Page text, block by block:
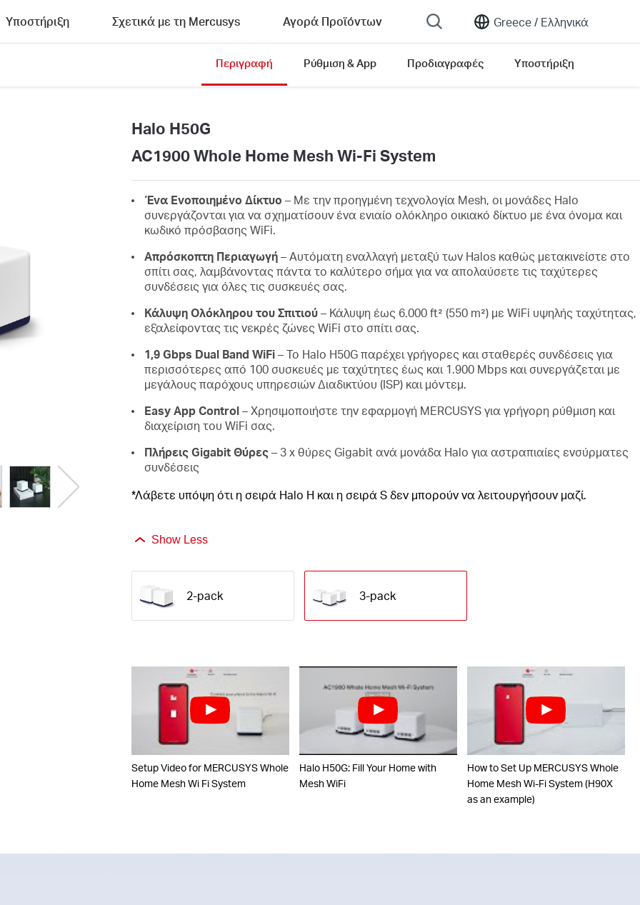
Greece / Ελληνικά
Υποστήριξη Σχετικά με τη Mercusys Αγορά Προϊόντων
Περιγραφή Ρύθμιση & App Προδιαγραφές Υποστήριξη
Halo H50G
AC1900 Whole Home Mesh Wi-Fi System
Ένα Ενοποιημένο Δίκτυο – Με την προηγμένη τεχνολογία Mesh, οι μονάδες Halo
συνεργάζονται για να σχηματίσουν ένα ενιαίο ολόκληρο οικιακό δίκτυο με ένα όνομα και
κωδικό πρόσβασης WiFi.
Απρόσκοπτη Περιαγωγή– Αυτόματη εναλλαγή μεταξύ των Halos καθώς μετακινείστε στο
σπίτι σας, λαμβάνοντας πάντα το καλύτερο σήμα για να απολαύσετε τις ταχύτερες
συνδέσεις για όλες τις συσκευές σας.
Κάλυψη Ολόκληρου του Σπιτιού– Κάλυψη έως 6.000 ft² (550 m²) με WiFi υψηλής ταχύτητας,
εξαλείφοντας τις νεκρές ζώνες WiFi στο σπίτι σας.
1,9 Gbps Dual Band WiFi– Το Halo H50G παρέχει γρήγορες και σταθερές συνδέσεις για
περισσότερες από 100 συσκευές με ταχύτητες έως και 1.900 Mbps και συνεργάζεται με
μεγάλους παρόχους υπηρεσιών Διαδικτύου (ISP) και μόντεμ.
Easy App Control– Χρησιμοποιήστε την εφαρμογή MERCUSYS για γρήγορη ρύθμιση και
διαχείριση του WiFi σας.
Πλήρεις Gigabit Θύρες– 3 x θύρες Gigabit ανά μονάδα Halo για αστραπιαίες ενσύρματες
συνδέσεις
*Λάβετε υπόψη ότι η σειρά Halo H και η σειρά S δεν μπορούν να λειτουργήσουν μαζί.
Show Less
2-pack 3-pack
Setup Video for MERCUSYS Whole
Home Mesh Wi Fi System
Halo H50G: Fill Your Home with
Mesh WiFi
How to Set Up MERCUSYS Whole
Home Mesh Wi-Fi System (H90X
as an example)